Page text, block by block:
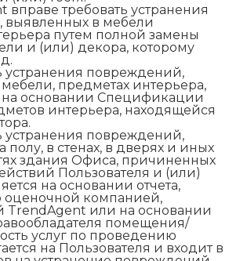
вправе требовать устранения
в мебели
путем полной замены
и (или) декора, которому
устранения повреждений,
предметах интерьера,
на основании Спецификации
интерьера, находящейся
устранения повреждений,
полу, в стенах, в дверях и иных
здания Офиса, причиненных
Пользователя и (или)
на основании отчета,
оценочной компанией,
TrendAgent или на основании
помещения/
услуг по проведению
на Пользователя и входит в